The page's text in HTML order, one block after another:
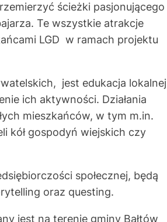
ścieżki pasjonującego
Te wszystkie atrakcje
LGD w ramach projektu
jest edukacja lokalnej
ich aktywności. Działania
mieszkańców, w tym m.in.
kół gospodyń wiejskich czy
społecznej, będą
oraz questing.
jest na terenie gminy Bałtów